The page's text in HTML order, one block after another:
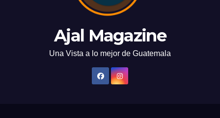
Ajal Magazine
Una Vista a lo mejor de Guatemala